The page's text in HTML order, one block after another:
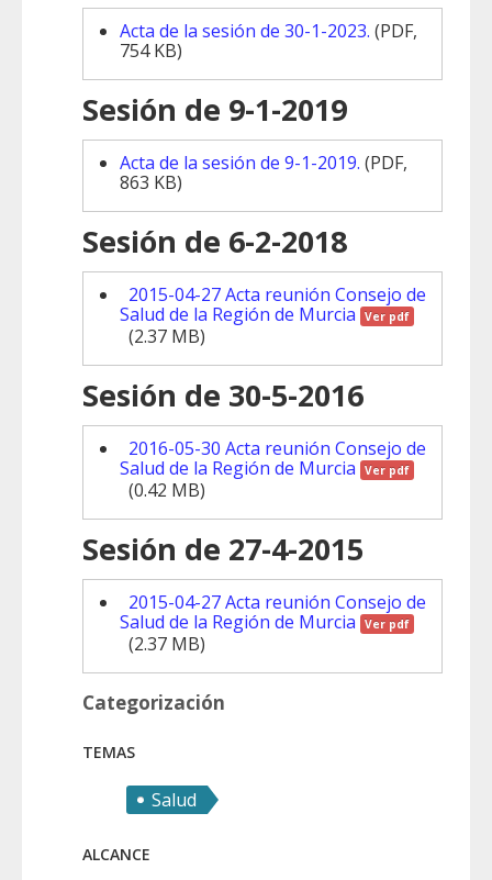
Acta de la sesión de 30-1-2023. (PDF,
754 KB)
Sesión de 9-1-2019
Acta de la sesión de 9-1-2019. (PDF,
863 KB)
Sesión de 6-2-2018
2015-04-27 Acta reunión Consejo de
Salud de la Región de Murcia
Ver pdf
(2.37 MB)
Sesión de 30-5-2016
2016-05-30 Acta reunión Consejo de
Salud de la Región de Murcia
Ver pdf
(0.42 MB)
Sesión de 27-4-2015
2015-04-27 Acta reunión Consejo de
Salud de la Región de Murcia
Ver pdf
(2.37 MB)
Categorización
TEMAS
Salud
ALCANCE